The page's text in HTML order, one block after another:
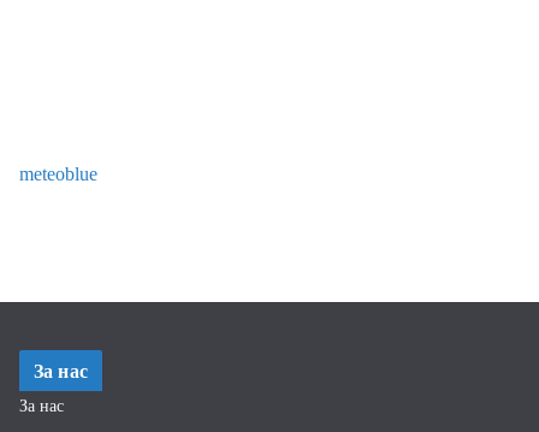
meteoblue
За нас
За нас